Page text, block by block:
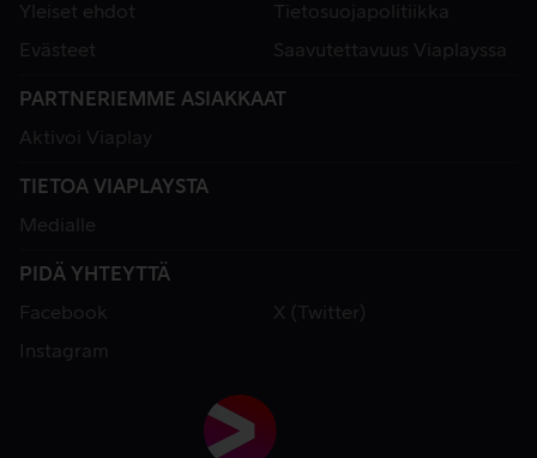
Yleiset ehdot
Tietosuojapolitiikka
Evästeet
Saavutettavuus Viaplayssa
PARTNERIEMME ASIAKKAAT
Aktivoi Viaplay
TIETOA VIAPLAYSTA
Medialle
PIDÄ YHTEYTTÄ
Facebook
X (Twitter)
Instagram